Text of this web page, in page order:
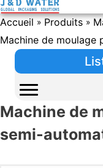
Accueil » Produits »
Machine de moulage
Machine de
semi-